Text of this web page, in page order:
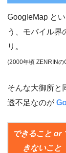
GoogleMap と
う、モバイル界
リ。
(2000年頃 ZENRINの
そんな大御所と
透不足なのが
できること or
きないこと